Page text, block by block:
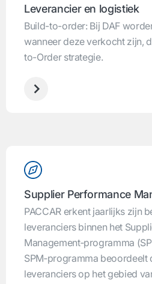
Leverancier en logistiek
Build-to-order: Bij DAF
wanneer deze verkocht zijn,
to-Order strategie.
Supplier Performance
PACCAR erkent jaarlijks zijn
leveranciers binnen het
Management‑programma
SPM‑programma beoordeelt
leveranciers op het gebied